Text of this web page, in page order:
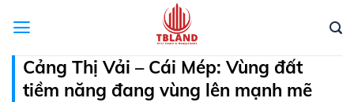
Cảng Thị Vải – Cái Mép: Vùng đất
tiềm năng đang vùng lên mạnh mẽ